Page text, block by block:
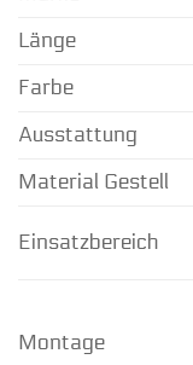
Länge
Farbe
Ausstattung
Material Gestell
Einsatzbereich
Montage